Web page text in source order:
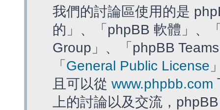
我們的討論區使用的是
的」、「phpBB 軟體」、
Group」、「phpBB
「 General Public License
且可以從 www.phpbb.com
上的討論以及交流，